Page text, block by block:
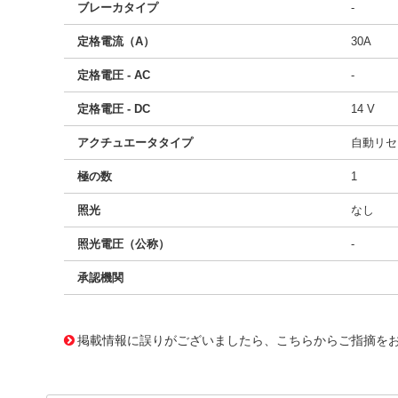
ブレーカタイプ -
定格電流（A） 30A
定格電圧 - AC -
定格電圧 - DC 14 V
アクチュエータタイプ 自動リセ
極の数 1
照光 なし
照光電圧（公称） -
承認機関
掲載情報に誤りがございましたら、こちらからご指摘を